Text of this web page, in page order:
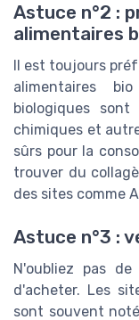
Astuce n°2 :
alimentaires
Il est toujours
alimentaires
biologiques
chimiques et
sûrs pour la
trouver du
des sites comme
Astuce n°3 :
N'oubliez pas
d'acheter. Les
sont souvent